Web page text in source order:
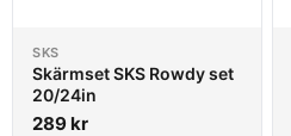
SKS
Skärmset SKS Rowdy set
20/24in
289kr